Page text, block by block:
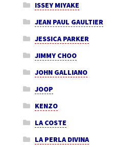
ISSEY MIYAKE
JEAN PAUL GAULTIER
JESSICA PARKER
JIMMY CHOO
JOHN GALLIANO
JOOP
KENZO
LA COSTE
LA PERLA DIVINA